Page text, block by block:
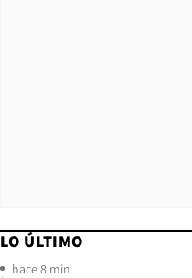
LO ÚLTIMO
hace 8 min